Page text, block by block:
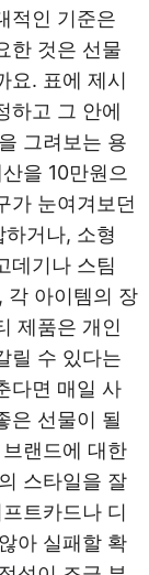
적인 기준은
한 것은 선물
요. 표에 제시
하고 그 안에
그려보는 용
을 10만원으
가 눈여겨보던
거나, 소형
데기나 스팀
각 아이템의 장
제품은 개인
릴 수 있다는
다면 매일 사
은 선물이 될
랜드에 대한
스타일을 잘
트카드나 디
아 실패할 확